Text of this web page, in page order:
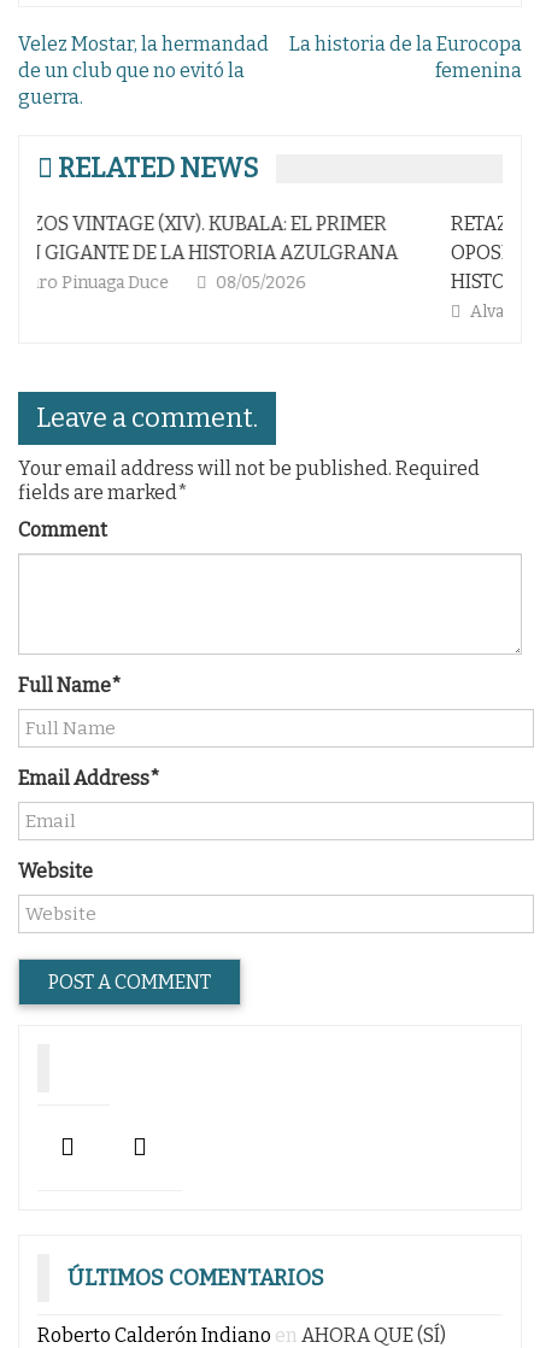
Navegación
de
entradas
Velez Mostar, la hermandad
de un club que no evitó la
guerra.
La historia de la Eurocopa
femenina
RELATED NEWS
RETAZOS VINTAGE (V). NUÑEZ BIRLA A LA
OPOSICIÓN SU MEJOR BAZA,,,,,Y CAMBIA LA
HISTORIA DEL BARCA
Leave a comment.
Your email address will not be published. Required
fields are marked*
Comment
Full Name*
Email Address*
Website
ÚLTIMOS COMENTARIOS
Roberto Calderón Indiano en AHORA QUE (SÍ)